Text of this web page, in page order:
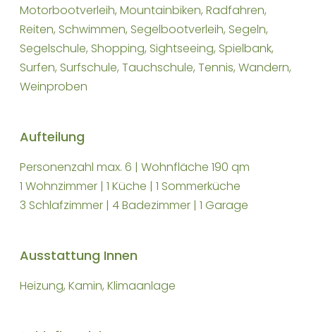
Motorbootverleih, Mountainbiken, Radfahren,
Reiten, Schwimmen, Segelbootverleih, Segeln,
Segelschule, Shopping, Sightseeing, Spielbank,
Surfen, Surfschule, Tauchschule, Tennis, Wandern,
Weinproben
Aufteilung
Personenzahl max. 6 | Wohnfläche 190 qm
1 Wohnzimmer | 1 Küche | 1 Sommerküche
3 Schlafzimmer | 4 Badezimmer | 1 Garage
Ausstattung Innen
Heizung, Kamin, Klimaanlage